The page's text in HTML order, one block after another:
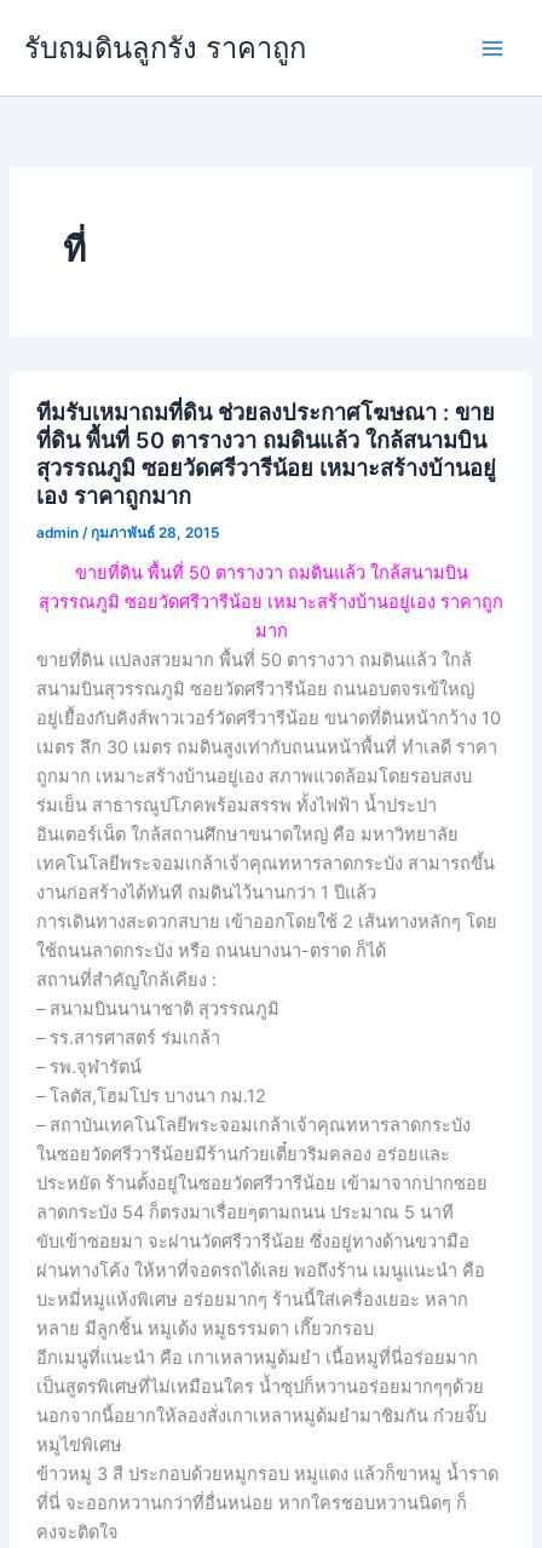
รับถมดินลูกรัง ราคาถูก
ที่
ทีมรับเหมาถมที่ดิน ช่วยลงประกาศโฆษณา : ขาย
ที่ดิน พื้นที่ 50 ตารางวา ถมดินแล้ว ใกล้สนามบิน
สุวรรณภูมิ ซอยวัดศรีวารีน้อย เหมาะสร้างบ้านอยู่
เอง ราคาถูกมาก
admin /กุมภาพันธ์ 28, 2015
ขายที่ดิน พื้นที่ 50 ตารางวา ถมดินแล้ว ใกล้สนามบิน
สุวรรณภูมิ ซอยวัดศรีวารีน้อย เหมาะสร้างบ้านอยู่เอง ราคาถูก
มาก
ขายที่ดิน แปลงสวยมาก พื้นที่ 50 ตารางวา ถมดินแล้ว ใกล้
สนามบินสุวรรณภูมิ ซอยวัดศรีวารีน้อย ถนนอบตจรเข้ใหญ่
อยู่เยื้องกับคิงส์พาวเวอร์วัดศรีวารีน้อย ขนาดที่ดินหน้ากว้าง 10
เมตร ลึก 30 เมตร ถมดินสูงเท่ากับถนนหน้าพื้นที่ ทำเลดี ราคา
ถูกมาก เหมาะสร้างบ้านอยู่เอง สภาพแวดล้อมโดยรอบสงบ
ร่มเย็น สาธารณูปโภคพร้อมสรรพ ทั้งไฟฟ้า น้ำประปา
อินเตอร์เน็ต ใกล้สถานศึกษาขนาดใหญ่ คือ มหาวิทยาลัย
เทคโนโลยีพระจอมเกล้าเจ้าคุณทหารลาดกระบัง สามารถขึ้น
งานก่อสร้างได้ทันที ถมดินไว้นานกว่า 1 ปีแล้ว
การเดินทางสะดวกสบาย เข้าออกโดยใช้ 2 เส้นทางหลักๆ โดย
ใช้ถนนลาดกระบัง หรือ ถนนบางนา-ตราด ก็ได้
สถานที่สำคัญใกล้เคียง :
– สนามบินนานาชาติ สุวรรณภูมิ
– รร.สารศาสตร์ ร่มเกล้า
– รพ.จุฬารัตน์
– โลตัส,โฮมโปร บางนา กม.12
– สถาบันเทคโนโลยีพระจอมเกล้าเจ้าคุณทหารลาดกระบัง
ในซอยวัดศรีวารีน้อยมีร้านก๋วยเตี๋ยวริมคลอง อร่อยและ
ประหยัด ร้านตั้งอยู่ในซอยวัดศรีวารีน้อย เข้ามาจากปากซอย
ลาดกระบัง 54 ก็ตรงมาเรื่อยๆตามถนน ประมาณ 5 นาที
ขับเข้าซอยมา จะผ่านวัดศรีวารีน้อย ซึ่งอยู่ทางด้านขวามือ
ผ่านทางโค้ง ให้หาที่จอดรถได้เลย พอถึงร้าน เมนูแนะนำ คือ
บะหมี่หมูแห้งพิเศษ อร่อยมากๆ ร้านนี้ใส่เครื่องเยอะ หลาก
หลาย มีลูกชิ้น หมูเด้ง หมูธรรมดา เกี๊ยวกรอบ
อีกเมนูที่แนะนำ คือ เกาเหลาหมูต้มยำ เนื้อหมูที่นี่อร่อยมาก
เป็นสูตรพิเศษที่ไม่เหมือนใคร น้ำซุปก็หวานอร่อยมากๆๆด้วย
นอกจากนี้อยากให้ลองสั่งเกาเหลาหมูต้มยำมาชิมกัน ก๋วยจั๊บ
หมูไข่พิเศษ
ข้าวหมู 3 สี ประกอบด้วยหมูกรอบ หมูแดง แล้วก็ขาหมู น้ำราด
ที่นี่ จะออกหวานกว่าที่อื่นหน่อย หากใครชอบหวานนิดๆ ก็
คงจะติดใจ